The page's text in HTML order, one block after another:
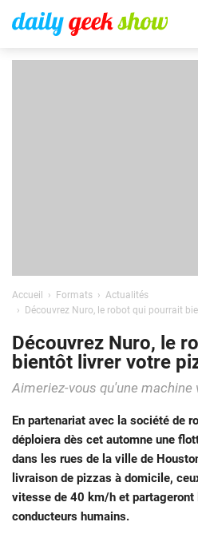
Accueil Formats
Actualités
Découvrez Nuro, le robot qui pourrait
Découvrez Nuro, le
bientôt livrer votre
Aimeriez-vous qu'une machine
En partenariat avec la société de
déploiera dès cet automne une
dans les rues de la ville de
livraison de pizzas à domicile,
vitesse de 40 km/h et partageront
conducteurs humains.